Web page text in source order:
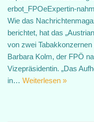
erbot_FPOeExpertin-
Wie das
berichtet, hat das
von zwei
Barbara Kolm, der FPÖ
Vizepräsidentin. „Das
in… Weiterlesen »